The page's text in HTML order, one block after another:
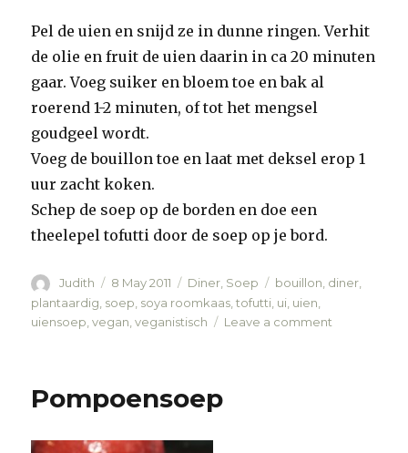
Pel de uien en snijd ze in dunne ringen. Verhit
de olie en fruit de uien daarin in ca 20 minuten
gaar. Voeg suiker en bloem toe en bak al
roerend 1-2 minuten, of tot het mengsel
goudgeel wordt.
Voeg de bouillon toe en laat met deksel erop 1
uur zacht koken.
Schep de soep op de borden en doe een
theelepel tofutti door de soep op je bord.
Author
Judith
Posted
on
8 May 2011 Categories
Diner, Soep Tags
bouillon, diner,
plantaardig soep soya roomkaas ,tofutti ui uien
uiensoep ,vegan ,veganistisch Leave a comment
Pompoensoep